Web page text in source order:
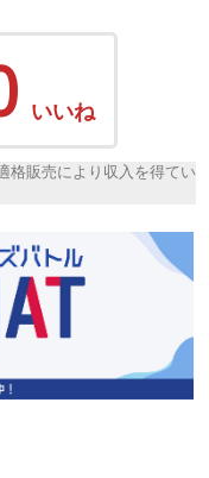
いいね
格販売により収入を得てい